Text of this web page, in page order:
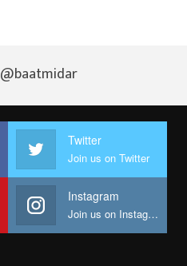
@baatmidar
Twitter
Join us on Twitter
Instagram
Join us on Instagram